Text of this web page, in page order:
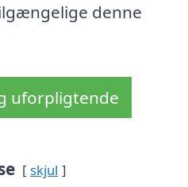
denne
uforpligtende
skjul